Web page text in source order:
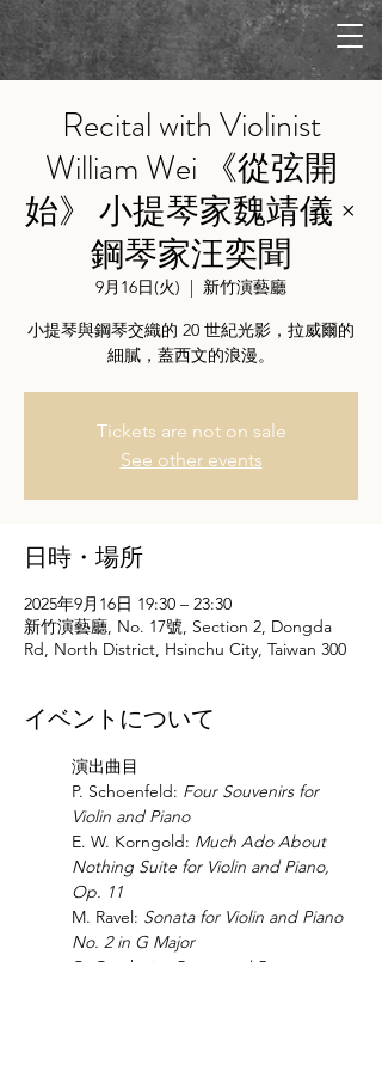
Recital with Violinist
William Wei 《從弦開
始》 小提琴家魏靖儀 ×
鋼琴家汪奕聞
9月16日(火)
  |
新竹演藝廳
小提琴與鋼琴交織的 20 世紀光影，拉威爾的
細膩，蓋西文的浪漫。
Tickets are not on sale
See other events
日時・場所
2025年9月16日 19:30 – 23:30
新竹演藝廳, No. 17號, Section 2, Dongda
Rd, North District, Hsinchu City, Taiwan 300
イベントについて
演出曲目
P. Schoenfeld: Four Souvenirs for
Violin and Piano
E. W. Korngold: Much Ado About
Nothing Suite for Violin and Piano,
Op. 11
M. Ravel: Sonata for Violin and Piano
No. 2 in G Major
G. Gershwin:
Porgy and Bess